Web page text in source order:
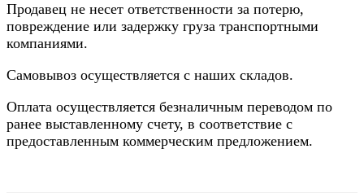
Продавец не несет ответственности за потерю,
повреждение или задержку груза транспортными
компаниями.
Самовывоз осуществляется с наших складов.
Оплата осуществляется безналичным переводом по
ранее выставленному счету, в соответствие с
предоставленным коммерческим предложением.